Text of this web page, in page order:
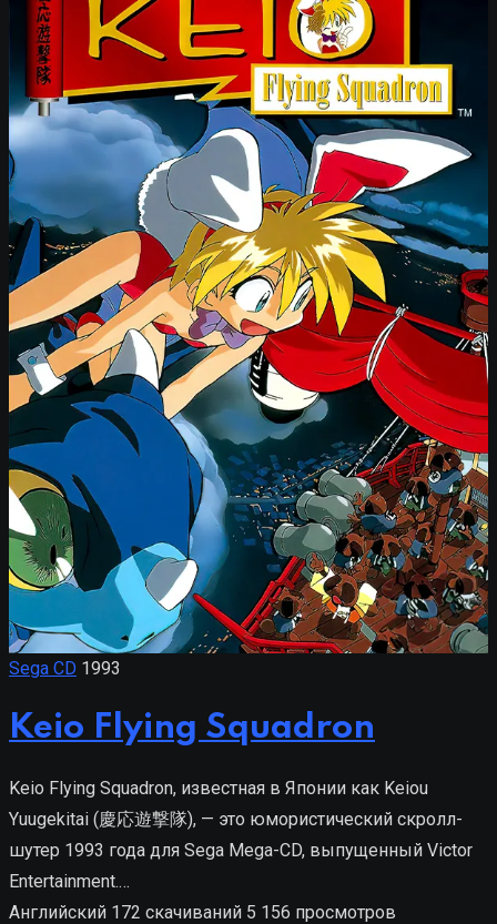
Sega CD 1993
Keio Flying Squadron
Keio Flying Squadron, известная в Японии как Keiou
Yuugekitai (慶応遊撃隊), — это юмористический скролл-
шутер 1993 года для Sega Mega-CD, выпущенный Victor
Entertainment.…
Английский 172 скачиваний 5 156 просмотров